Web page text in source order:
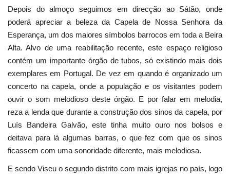
Depois do almoço seguimos em direcção ao Sátão, onde
poderá apreciar a beleza da Capela de Nossa Senhora da
Esperança, um dos maiores símbolos barrocos em toda a Beira
Alta. Alvo de uma reabilitação recente, este espaço religioso
contém um importante órgão de tubos, só existindo mais dois
exemplares em Portugal. De vez em quando é organizado um
concerto na capela, onde a população e os visitantes podem
ouvir o som melodioso deste órgão. E por falar em melodia,
reza a lenda que durante a construção dos sinos da capela, por
Luís Bandeira Galvão, este tinha muito ouro nos bolsos e
deitava para lá algumas barras, o que fez com que os sinos
ficassem com uma sonoridade diferente, mais melodiosa.
E sendo Viseu o segundo distrito com mais igrejas no país, logo